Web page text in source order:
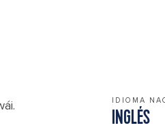
IDIOMA
INGLÉS